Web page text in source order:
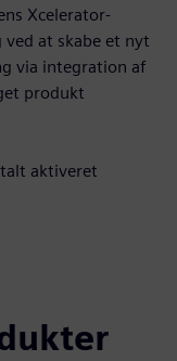
Xcelerator-
at skabe et nyt
via integration af
produkt
aktiveret